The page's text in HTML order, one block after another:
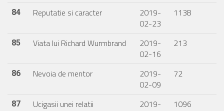
84 Reputatie si caracter
2019-
02-23
1138
85 Viata lui Richard Wurmbrand
2019-
02-16
213
86 Nevoia de mentor
2019-
02-09
72
87 Ucigasii unei relatii
2019-
1096